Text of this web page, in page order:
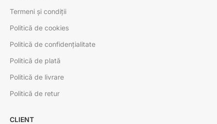
Termeni și condiții
Politică de cookies
Politică de confidențialitate
Politică de plată
Politică de livrare
Politică de retur
CLIENT